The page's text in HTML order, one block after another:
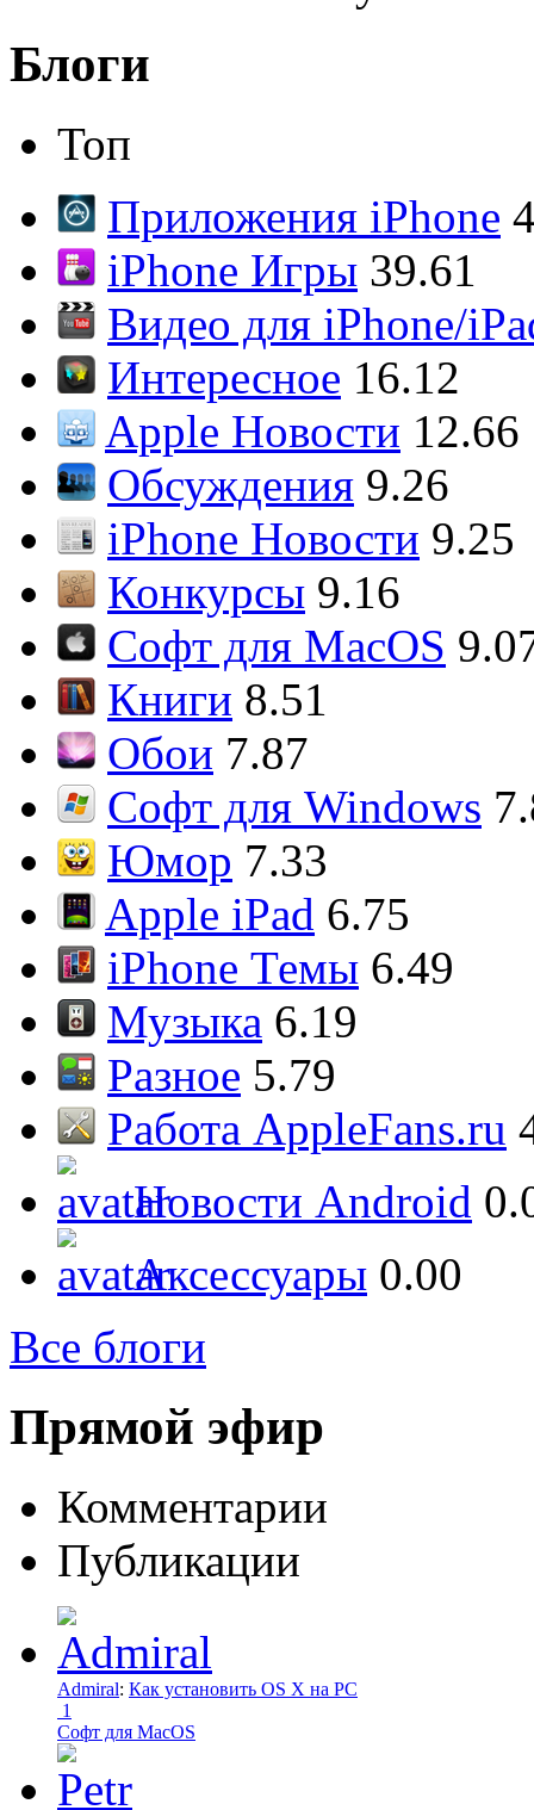
Блоги
Топ
Приложения iPhone
iPhone Игры 39.61
Видео для iPhone/
Интересное 16.12
Apple Новости 12.66
Обсуждения 9.26
iPhone Новости 9.25
Конкурсы 9.16
Софт для MacOS
Книги 8.51
Обои 7.87
Софт для Windows
Юмор 7.33
Apple iPad 6.75
iPhone Темы 6.49
Музыка 6.19
Разное 5.79
Работа AppleFans.ru
Новости Android
Аксессуары 0.00
Все блоги
Прямой эфир
Комментарии
Публикации
Admiral: Как установить OS X на PC
1
Софт для MacOS